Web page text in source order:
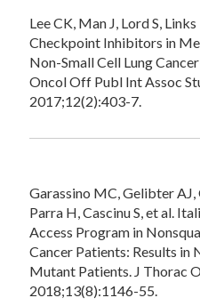
Lee CK, Man J, Lord S,
Checkpoint Inhibitors in
Non-Small Cell Lung
Oncol Off Publ Int Assoc
2017;12(2):403-7.
Garassino MC, Gelibter AJ,
Parra H, Cascinu S, et al.
Access Program in
Cancer Patients: Results in
Mutant Patients. J Thorac
2018;13(8):1146-55.